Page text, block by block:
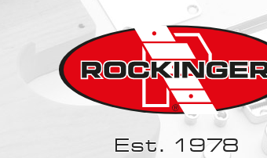
Est. 1978